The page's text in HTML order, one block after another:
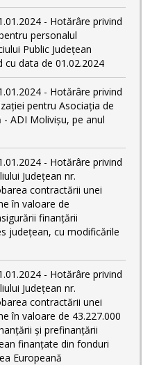
- Hotărâre privind
personalul
Public Județean
cu data de 01.02.2024
- Hotărâre privind
pentru Asociația de
ADI Molivișu, pe anul
- Hotărâre privind
Județean nr.
contractării unei
în valoare de
finanțării
județean, cu modificările
- Hotărâre privind
Județean nr.
contractării unei
în valoare de 43.227.000
și prefinanțării
finanțate din fonduri
Europeană